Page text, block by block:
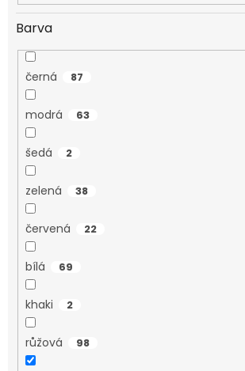
Barva
černá 87
modrá 63
šedá 2
zelená 38
červená 22
bílá 69
khaki 2
růžová 98